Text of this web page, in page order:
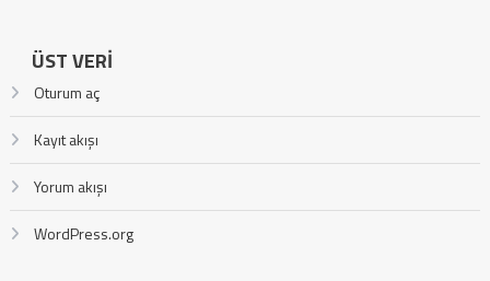
ÜST VERI
Oturum aç
Kayıt akışı
Yorum akışı
WordPress.org